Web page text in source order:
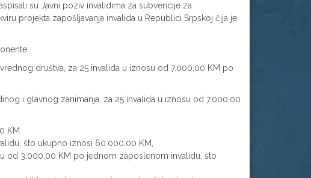
su Javni poziv invalidima za subvencije za
projekta zapošljavanja invalida u Republici Srpskoj čija je
društva, za 25 invalida u iznosu od 7.000,00 KM po
i glavnog zanimanja, za 25 invalida u iznosu od 7.000,00
KM:
što ukupno iznosi 60.000,00 KM,
od 3.000,00 KM po jednom zaposlenom invalidu, što